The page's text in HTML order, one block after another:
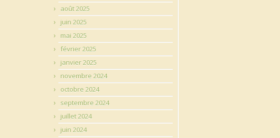
août 2025
juin 2025
mai 2025
février 2025
janvier 2025
novembre 2024
octobre 2024
septembre 2024
juillet 2024
juin 2024